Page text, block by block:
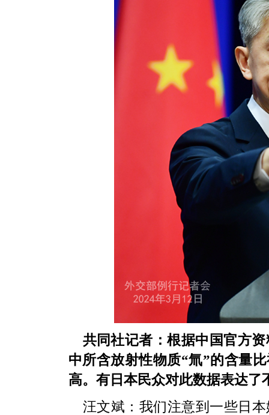
共同社记者：根据中国官方
中所含放射性物质“氚”的含量
高。有日本民众对此数据表达
汪文斌： 我们注意到一些日